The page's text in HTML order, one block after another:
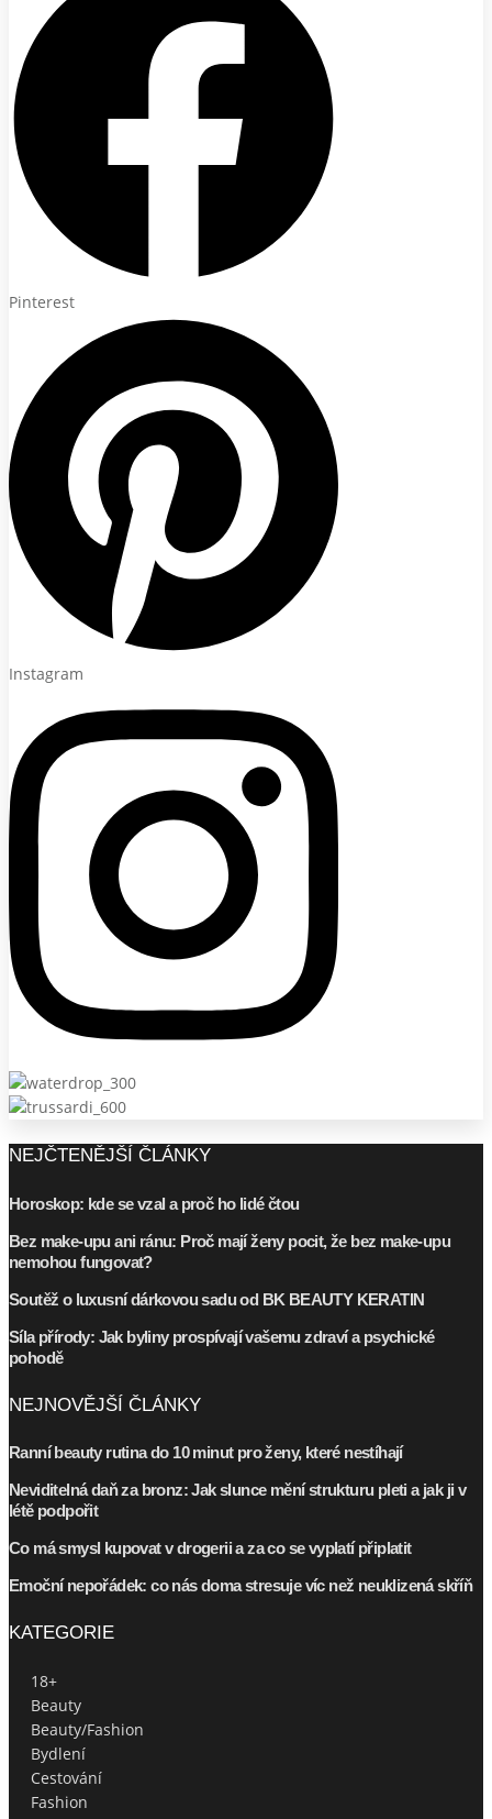
Pinterest
Instagram
NEJČTENĚJŠÍ ČLÁNKY
Horoskop: kde se vzal a proč ho lidé čtou
Bez make-upu ani ránu: Proč mají ženy pocit, že bez make-upu
nemohou fungovat?
Soutěž o luxusní dárkovou sadu od BK BEAUTY KERATIN
Síla přírody: Jak byliny prospívají vašemu zdraví a psychické
pohodě
NEJNOVĚJŠÍ ČLÁNKY
Ranní beauty rutina do 10 minut pro ženy, které nestíhají
Neviditelná daň za bronz: Jak slunce mění strukturu pleti a jak ji v
létě podpořit
Co má smysl kupovat v drogerii a za co se vyplatí připlatit
Emoční nepořádek: co nás doma stresuje víc než neuklizená skříň
KATEGORIE
18+
Beauty
Beauty/Fashion
Bydlení
Cestování
Fashion